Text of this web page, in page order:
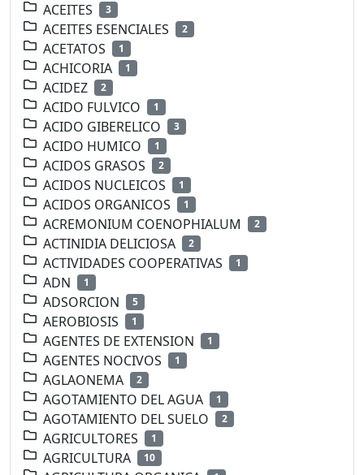
ACEITES 3
ACEITES ESENCIALES 2
ACETATOS 1
ACHICORIA 1
ACIDEZ 2
ACIDO FULVICO 1
ACIDO GIBERELICO 3
ACIDO HUMICO 1
ACIDOS GRASOS 2
ACIDOS NUCLEICOS 1
ACIDOS ORGANICOS 1
ACREMONIUM COENOPHIALUM 2
ACTINIDIA DELICIOSA 2
ACTIVIDADES COOPERATIVAS 1
ADN 1
ADSORCION 5
AEROBIOSIS 1
AGENTES DE EXTENSION 1
AGENTES NOCIVOS 1
AGLAONEMA 2
AGOTAMIENTO DEL AGUA 1
AGOTAMIENTO DEL SUELO 2
AGRICULTORES 1
AGRICULTURA 10